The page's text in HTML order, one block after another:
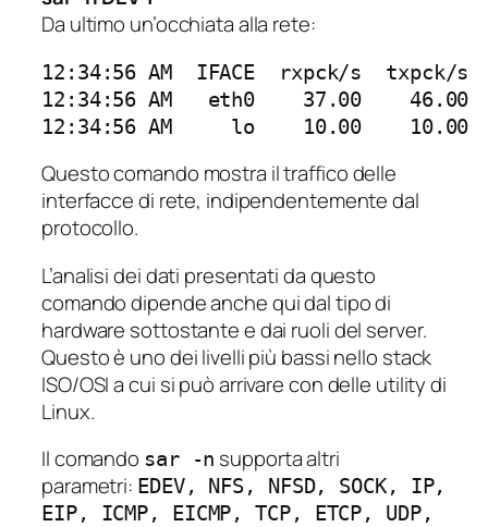
Da ultimo un’occhiata alla rete:
12:34:56 AM  IFACE  rxpck/s
12:34:56 AM   eth0    37.00
12:34:56 AM     lo    10.00
Questo comando mostra il traffico delle
interfacce di rete, indipendentemente dal
protocollo.
L’analisi dei dati presentati da questo
comando dipende anche qui dal tipo di
hardware sottostante e dai ruoli del server.
Questo è uno dei livelli più bassi nello stack
ISO/OSI a cui si può arrivare con delle utility di
Linux.
Il comando sar -n supporta altri
parametri: EDEV, NFS, NFSD, SOCK, IP,
EIP, ICMP, EICMP, TCP, ETCP, UDP,